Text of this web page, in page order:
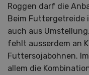
Roggen darf die
Beim Futtergetreide
auch aus
fehlt ausserdem an
Futtersojabohnen.
allem die